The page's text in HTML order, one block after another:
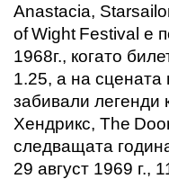
Anastacia,
ofWight Festival е
1968г., когато
1.25, а на
забивали
Хендрикс, The
следващата
29 август 1969 г.,